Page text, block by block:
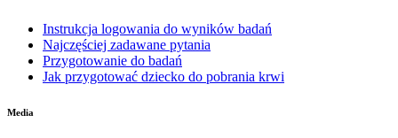
Instrukcja logowania do wyników badań
Najczęściej zadawane pytania
Przygotowanie do badań
Jak przygotować dziecko do pobrania krwi
Media